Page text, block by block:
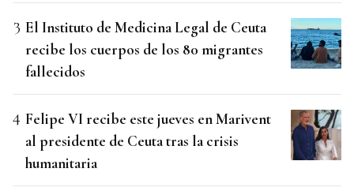
El Instituto de Medicina Legal de Ceuta
recibe los cuerpos de los 80 migrantes
fallecidos
Felipe VI recibe este jueves en Marivent
al presidente de Ceuta tras la crisis
humanitaria